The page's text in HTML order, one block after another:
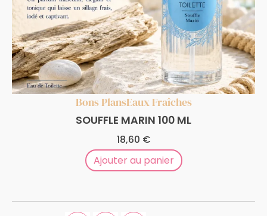
Bons PlansEaux Fraîches
SOUFFLE MARIN 100 ML
18,60 €
Ajouter au panier